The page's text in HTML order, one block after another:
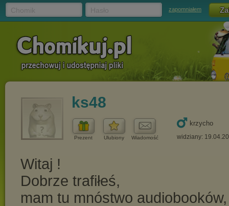
zapomniałem
ks48
Prezent Ulubiony Wiadomość
krzycho
widziany: